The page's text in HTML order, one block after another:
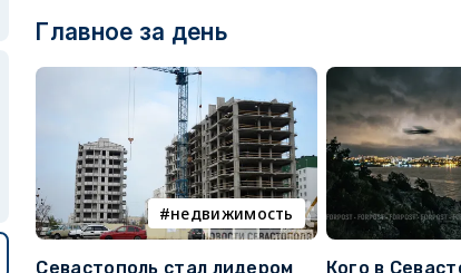
Главное за день
недвижимость
Севастополь стал лидером
Кого в